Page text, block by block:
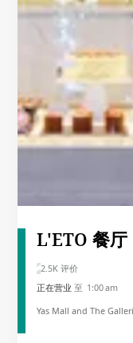
L'ETO 餐厅
2.5K 评价
正在营业 至 1:00 am
Yas Mall and The